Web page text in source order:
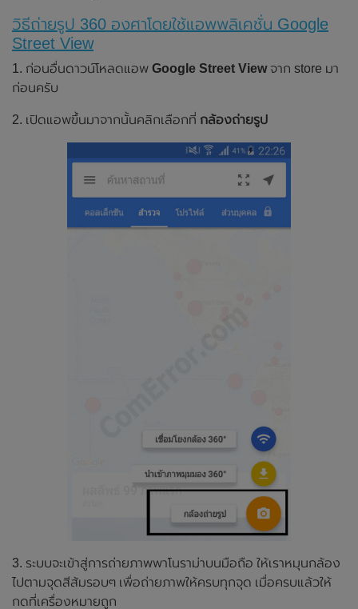
วิธีถ่ายรูป 360 องศาโดยใช้แอพพลิเคชั่น Google
Street View
1. ก่อนอื่นดาวน์โหลดแอพ Google Street Viewจาก store มา
ก่อนครับ
2. เปิดแอพขึ้นมาจากนั้นคลิกเลือกที่ กล้องถ่ายรูป
3. ระบบจะเข้าสู่การถ่ายภาพพาโนราม่าบนมือถือ ให้เราหมุนกล้อง
ไปตามจุดสีส้มรอบๆ เพื่อถ่ายภาพให้ครบทุกจุด เมื่อครบแล้วให้
กดที่เครื่องหมายถูก